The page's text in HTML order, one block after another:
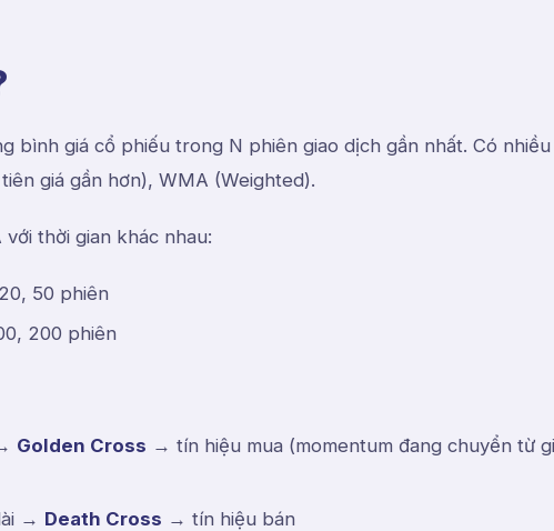
bình giá cổ phiếu trong N phiên giao dịch gần nhất. Có nhiều
giá gần hơn), WMA (Weighted).
thời gian khác nhau:
50 phiên
200 phiên
Golden Cross → tín hiệu mua (momentum đang chuyển từ
→ Death Cross → tín hiệu bán